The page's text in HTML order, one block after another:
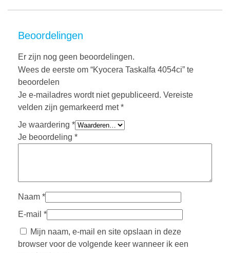
Beoordelingen
Er zijn nog geen beoordelingen.
Wees de eerste om “Kyocera Taskalfa 4054ci” te
beoordelen
Je e-mailadres wordt niet gepubliceerd. Vereiste
velden zijn gemarkeerd met*
Je waardering *
Je beoordeling *
Naam *
E-mail *
Mijn naam, e-mail en site opslaan in deze
browser voor de volgende keer wanneer ik een